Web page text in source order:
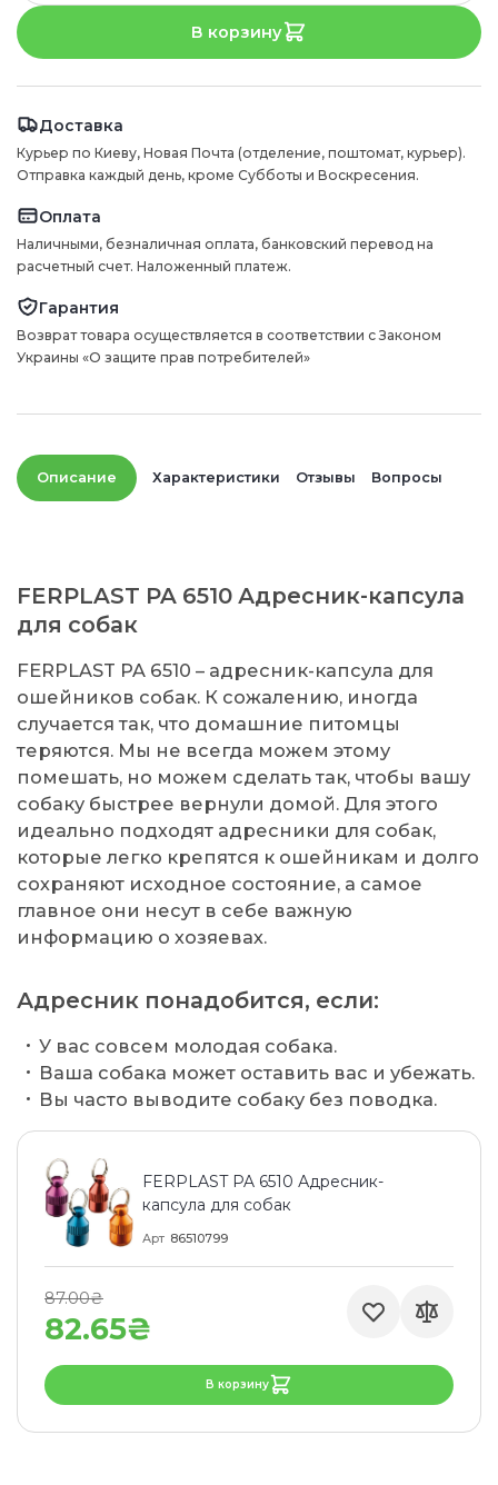
В корзину
Доставка
Курьер по Киеву, Новая Почта (отделение, поштомат, курьер).
Отправка каждый день, кроме Субботы и Воскресения.
Оплата
Наличными, безналичная оплата, банковский перевод на
расчетный счет. Наложенный платеж.
Гарантия
Возврат товара осуществляется в соответствии с Законом
Украины «О защите прав потребителей»
Описание Характеристики Отзывы Вопросы
FERPLAST PA 6510 Адресник-капсула
для собак
FERPLAST PA 6510 – адресник-капсула для
ошейников собак. К сожалению, иногда
случается так, что домашние питомцы
теряются. Мы не всегда можем этому
помешать, но можем сделать так, чтобы вашу
собаку быстрее вернули домой. Для этого
идеально подходят адресники для собак,
которые легко крепятся к ошейникам и долго
сохраняют исходное состояние, а самое
главное они несут в себе важную
информацию о хозяевах.
Адресник понадобится, если:
У вас совсем молодая собака.
Ваша собака может оставить вас и убежать.
Вы часто выводите собаку без поводка.
FERPLAST PA 6510 Адресник-
капсула для собак
Арт 86510799
82.65₴
87.00₴
В корзину